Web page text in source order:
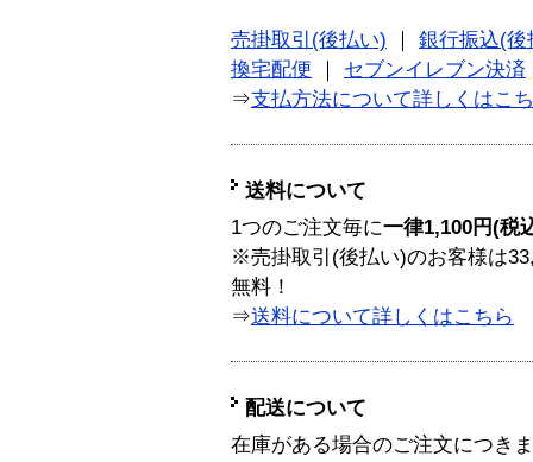
売掛取引(後払い)
銀行振込(後
換宅配便
セブンイレブン決済
⇒支払方法について詳しくはこ
送料について
1つのご注文毎に一律1,100円(税
※売掛取引(後払い)のお客様は
無料！
⇒送料について詳しくはこちら
配送について
在庫がある場合のご注文につき